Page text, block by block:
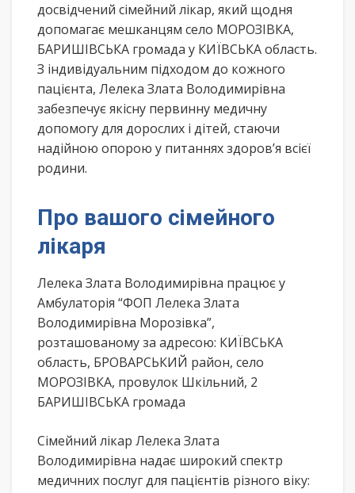
досвідчений сімейний лікар, який щодня
допомагає мешканцям село МОРОЗІВКА,
БАРИШІВСЬКА громада у КИЇВСЬКА область.
З індивідуальним підходом до кожного
пацієнта, Лелека Злата Володимирівна
забезпечує якісну первинну медичну
допомогу для дорослих і дітей, стаючи
надійною опорою у питаннях здоров’я всієї
родини.
Про вашого сімейного
лікаря
Лелека Злата Володимирівна працює у
Амбулаторія “ФОП Лелека Злата
Володимирівна Морозівка”,
розташованому за адресою: КИЇВСЬКА
область, БРОВАРСЬКИЙ район, село
МОРОЗІВКА, провулок Шкільний, 2
БАРИШІВСЬКА громада
Сімейний лікар Лелека Злата
Володимирівна надає широкий спектр
медичних послуг для пацієнтів різного віку: